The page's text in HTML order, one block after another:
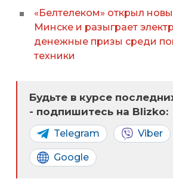
«Белтелеком» открыл
Минске и разыграет
денежные призы среди
техники
Будьте в курсе
- подпишитесь на Blizko:
Telegram Viber
Google